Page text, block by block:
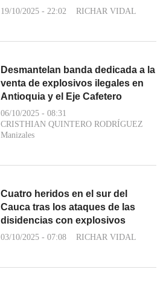
19/10/2025 - 22:02 RICHAR VIDAL
Desmantelan banda dedicada a la
venta de explosivos ilegales en
Antioquia y el Eje Cafetero
06/10/2025 - 08:31
CRISTHIAN QUINTERO RODRÍGUEZ
Manizales
Cuatro heridos en el sur del
Cauca tras los ataques de las
disidencias con explosivos
03/10/2025 - 07:08 RICHAR VIDAL